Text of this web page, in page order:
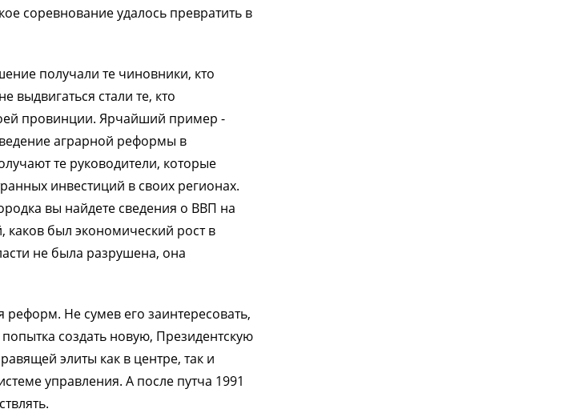
соревнование удалось превратить в
получали те чиновники, кто
стали те, кто
провинции. Ярчайший пример -
аграрной реформы в
те руководители, которые
инвестиций в своих регионах.
вы найдете сведения о ВВП на
каков был экономический рост в
не была разрушена, она
реформ. Не сумев его заинтересовать,
создать новую, Президентскую
элиты как в центре, так и
управления. А после путча 1991